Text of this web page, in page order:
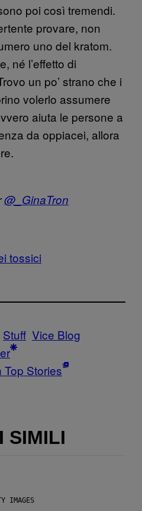
poi così tremendi.
provare, non
uno del kratom.
né l’effetto di
un po’ strano che i
volerlo assumere
aiuta le persone a
da oppiacei, allora
@_GinaTron
tossici
Stuff Vice Blog
Top Stories
SIMILI
IMAGES